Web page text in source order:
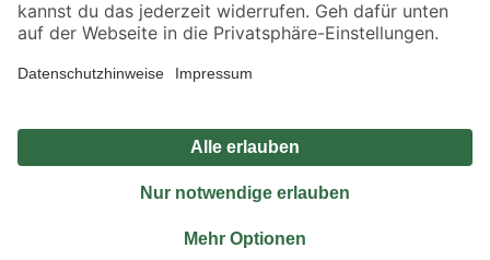
Alle Preisangaben in EUR inkl. gesetzl. MwSt.. Die dargestellten Angebote sind unter
Umständen nicht in allen Märkten verfügbar. Die angegebenen Verfügbarkeiten beziehen
Produkte nur solange der Vorrat reicht.
*Paketversand ab 59 € versandkostenfrei, gilt nicht für Artikel mit Speditionsversand, hier
Privatsphäre Impressum
Nutzungsbedingungen
Widerrufsrecht
Vertrag widerrufen
© 2026 toom Baumarkt GmbH